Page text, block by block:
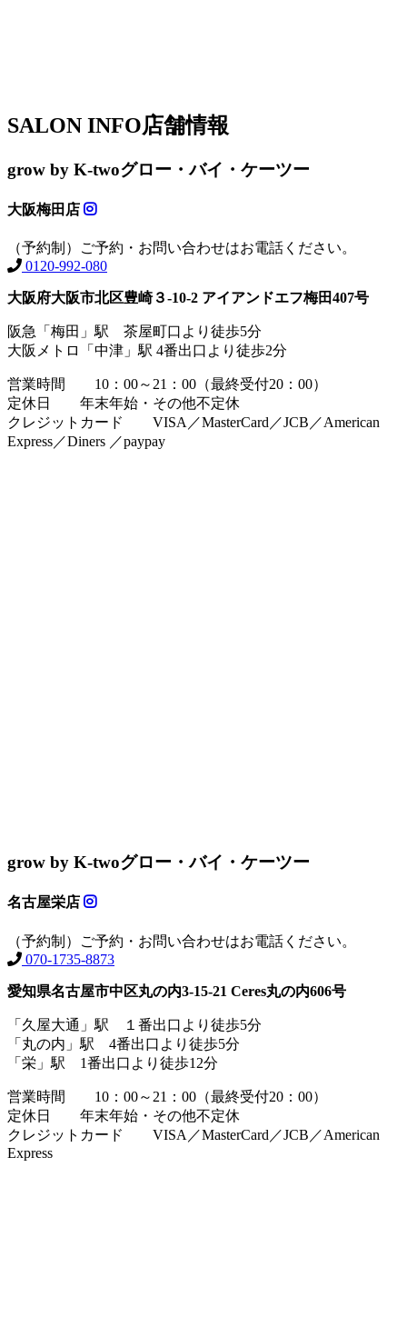
SALON INFO店舗情報
grow by K-twoグロー・バイ・ケーツー
大阪梅田店
（予約制）ご予約・お問い合わせはお電話ください。
0120-992-080
大阪府大阪市北区豊崎３-10-2 アイアンドエフ梅田407号
阪急「梅田」駅 茶屋町口より徒歩5分
大阪メトロ「中津」駅 4番出口より徒歩2分
営業時間 10：00～21：00（最終受付20：00）
定休日 年末年始・その他不定休
クレジットカード VISA／MasterCard／JCB／American
Express／Diners ／paypay
grow by K-twoグロー・バイ・ケーツー
名古屋栄店
（予約制）ご予約・お問い合わせはお電話ください。
070-1735-8873
愛知県名古屋市中区丸の内3-15-21 Ceres丸の内606号
「久屋大通」駅 １番出口より徒歩5分
「丸の内」駅 4番出口より徒歩5分
「栄」駅 1番出口より徒歩12分
営業時間 10：00～21：00（最終受付20：00）
定休日 年末年始・その他不定休
クレジットカード VISA／MasterCard／JCB／American
Express